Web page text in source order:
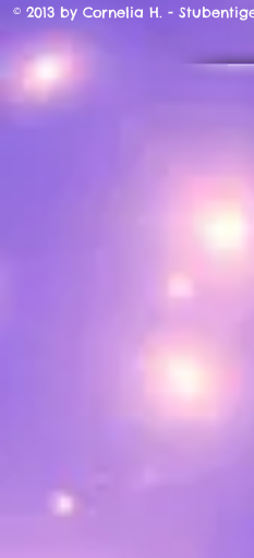
© 2013 by Cornelia H. -